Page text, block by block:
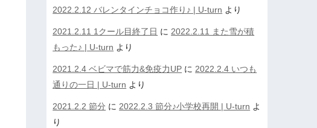
2022.2.12 バレンタインチョコ作り♪ | U-turn より
2021.2.11 1クール目終了日 に 2022.2.11 また雪が積
もった♪ | U-turn より
2021.2.4 ベビマで筋力&免疫力UP に 2022.2.4 いつも
通りの一日 | U-turn より
2021.2.2 節分 に 2022.2.3 節分♪小学校再開 | U-turn よ
り